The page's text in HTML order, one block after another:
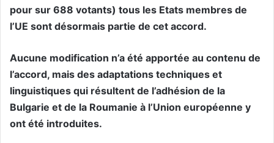
pour sur 688 votants) tous les Etats membres de
l’UE sont désormais partie de cet accord.
Aucune modification n’a été apportée au contenu de
l’accord, mais des adaptations techniques et
linguistiques qui résultent de l’adhésion de la
Bulgarie et de la Roumanie à l’Union européenne y
ont été introduites.